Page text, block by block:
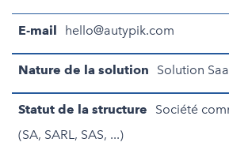
E-mail hello@autypik.com
Nature de la solution Solution
Statut de la structure
Société
(SA, SARL, SAS, ...)